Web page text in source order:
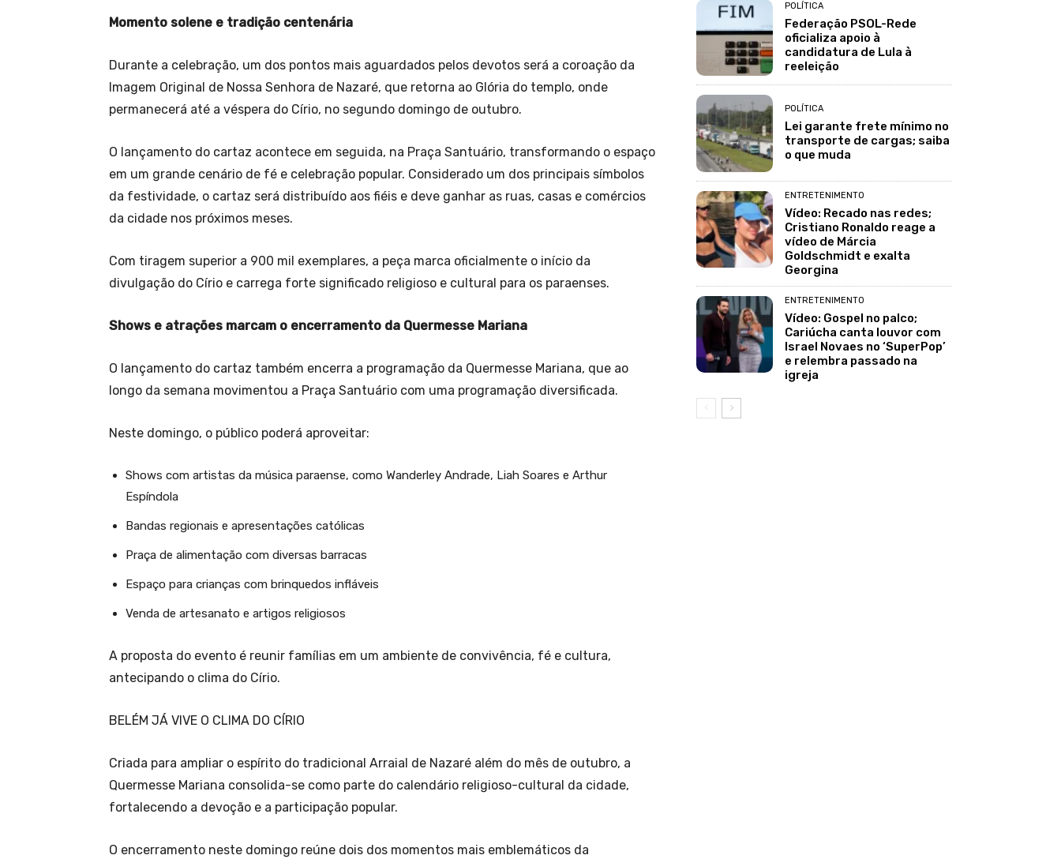
Momento solene e tradição centenária
Durante a celebração, um dos pontos mais aguardados pelos devotos será a coroação da
Imagem Original de Nossa Senhora de Nazaré, que retorna ao Glória do templo, onde
permanecerá até a véspera do Círio, no segundo domingo de outubro.
O lançamento do cartaz acontece em seguida, na Praça Santuário, transformando o espaço
em um grande cenário de fé e celebração popular. Considerado um dos principais símbolos
da festividade, o cartaz será distribuído aos fiéis e deve ganhar as ruas, casas e comércios
da cidade nos próximos meses.
Com tiragem superior a 900 mil exemplares, a peça marca oficialmente o início da
divulgação do Círio e carrega forte significado religioso e cultural para os paraenses.
Shows e atrações marcam o encerramento da Quermesse Mariana
O lançamento do cartaz também encerra a programação da Quermesse Mariana, que ao
longo da semana movimentou a Praça Santuário com uma programação diversificada.
Neste domingo, o público poderá aproveitar:
Shows com artistas da música paraense, como Wanderley Andrade, Liah Soares e Arthur
Espíndola
Bandas regionais e apresentações católicas
Praça de alimentação com diversas barracas
Espaço para crianças com brinquedos infláveis
Venda de artesanato e artigos religiosos
A proposta do evento é reunir famílias em um ambiente de convivência, fé e cultura,
antecipando o clima do Círio.
BELÉM JÁ VIVE O CLIMA DO CÍRIO
Criada para ampliar o espírito do tradicional Arraial de Nazaré além do mês de outubro, a
Quermesse Mariana consolida-se como parte do calendário religioso-cultural da cidade,
fortalecendo a devoção e a participação popular.
O encerramento neste domingo reúne dois dos momentos mais emblemáticos da
POLÍTICA
Federação PSOL-Rede
oficializa apoio à
candidatura de Lula à
reeleição
POLÍTICA
Lei garante frete mínimo no
transporte de cargas; saiba
o que muda
ENTRETENIMENTO
Vídeo: Recado nas redes;
Cristiano Ronaldo reage a
vídeo de Márcia
Goldschmidt e exalta
Georgina
ENTRETENIMENTO
Vídeo: Gospel no palco;
Cariúcha canta louvor com
Israel Novaes no ‘SuperPop’
e relembra passado na
igreja